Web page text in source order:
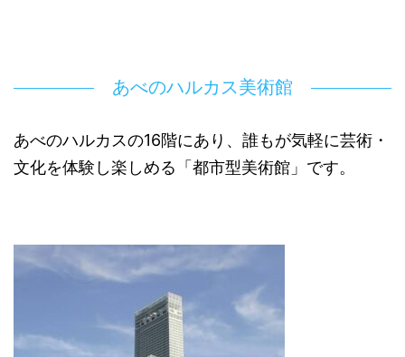
あべのハルカス美術館
あべのハルカスの16階にあり、誰もが気軽に芸術・
文化を体験し楽しめる「都市型美術館」です。